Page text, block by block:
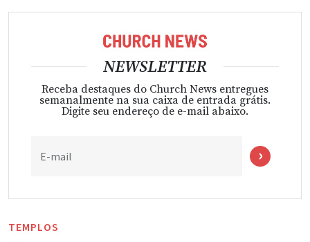
NEWSLETTER
Receba destaques do Church News entregues
semanalmente na sua caixa de entrada grátis.
Digite seu endereço de e-mail abaixo.
E-mail
TEMPLOS